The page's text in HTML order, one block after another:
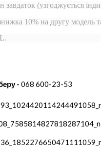
завдаток (узгоджується
10% на другу
- 068 600-23-53